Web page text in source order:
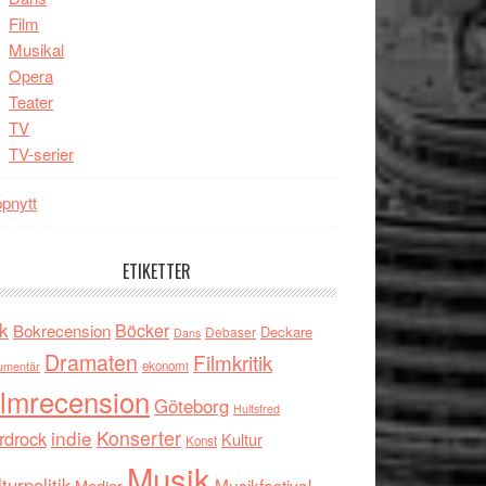
Film
Musikal
Opera
Teater
TV
TV-serier
ETIKETTER
Bokrecension Böcker Dans Debaser Deckare
Dramaten ekonomi Filmkritik
Göteborg Hultsfred
indie Konserter Konst Kultur